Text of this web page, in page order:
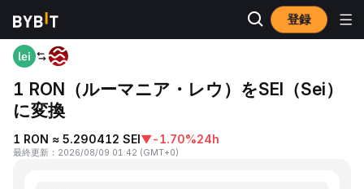
登録
ホーム RON to SEI
1 RON（ルーマニア・レウ）をSEI（Sei）
に変換
1 RON ≈ 5.290412 SEI▼-1.70%24h
最終更新 ： 2026/08/09 01:42 (GMT+0)